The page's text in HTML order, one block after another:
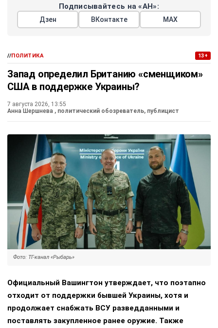
Подписывайтесь на «АН»:
Дзен ВКонтакте МАХ
//ПОЛИТИКА 13+
Запад определил Британию «сменщиком»
США в поддержке Украины?
7 августа 2026, 13:55
Анна Шершнева , политический обозреватель, публицист
Фото: ТГ-канал «Рыбарь»
Официальный Вашингтон утверждает, что поэтапно
отходит от поддержки бывшей Украины, хотя и
продолжает снабжать ВСУ разведданными и
поставлять закупленное ранее оружие. Также